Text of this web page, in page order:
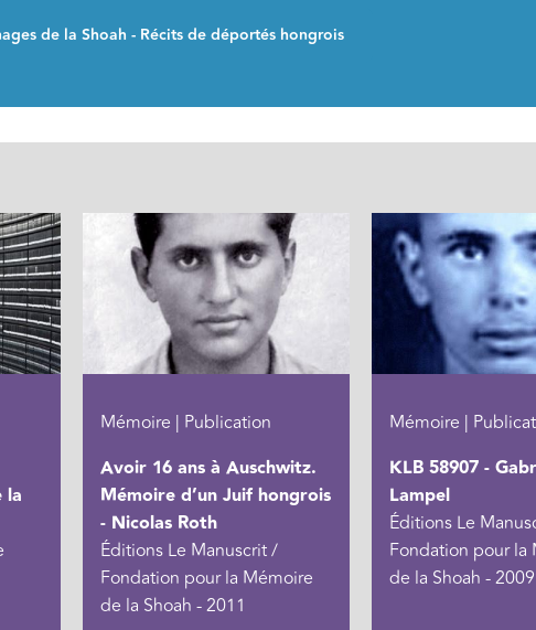
de la Shoah - Récits de déportés hongrois
la
Mémoire | Publication
Avoir 16 ans à Auschwitz.
Mémoire d’un Juif hongrois
- Nicolas Roth
Éditions Le Manuscrit /
Fondation pour la Mémoire
de la Shoah - 2011
Mémoire |
KLB 58907 -
Lampel
Éditions Le
Fondation pour la
de la Shoah - 2009